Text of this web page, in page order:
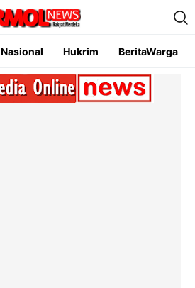
Nasional Hukrim BeritaWarga